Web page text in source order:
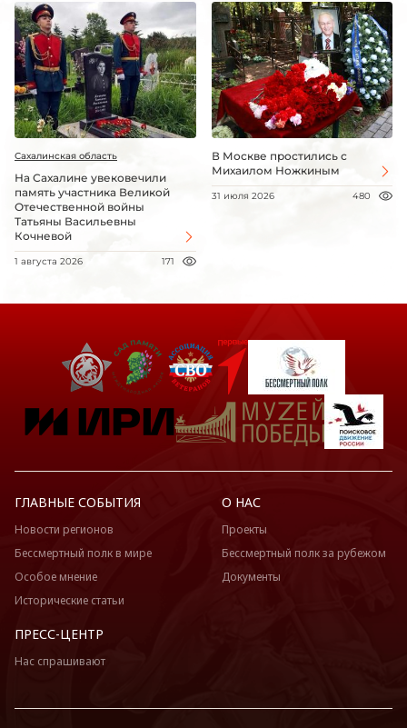
Сахалинская область
На Сахалине увековечили
память участника Великой
Отечественной войны
Татьяны Васильевны
Кочневой
1 августа 2026 171
В Москве простились с
Михаилом Ножкиным
31 июля 2026 480
ГЛАВНЫЕ СОБЫТИЯ
Новости регионов
Бессмертный полк в мире
Особое мнение
Исторические статьи
О НАС
Проекты
Бессмертный полк за рубежом
Документы
ПРЕСС-ЦЕНТР
Нас спрашивают